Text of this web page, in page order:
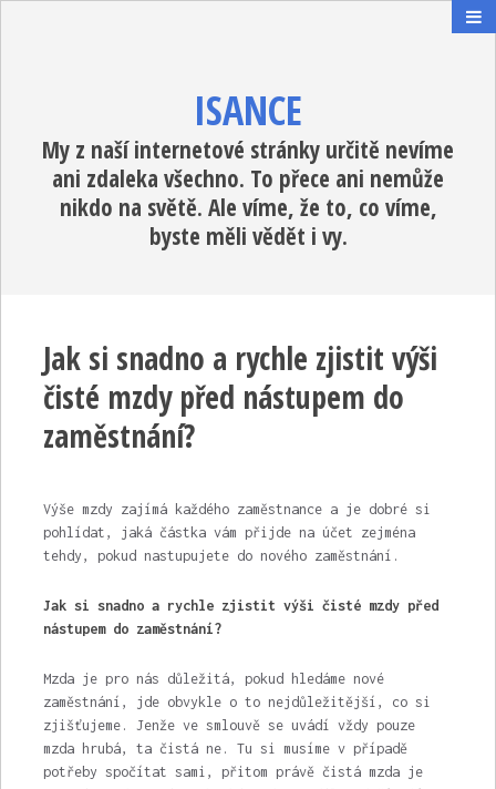
ISANCE
My z naší internetové stránky určitě nevíme
ani zdaleka všechno. To přece ani nemůže
nikdo na světě. Ale víme, že to, co víme,
byste měli vědět i vy.
Jak si snadno a rychle zjistit výši
čisté mzdy před nástupem do
zaměstnání?
Výše mzdy zajímá každého zaměstnance a je dobré si
pohlídat, jaká částka vám přijde na účet zejména
tehdy, pokud nastupujete do nového zaměstnání.
Jak si snadno a rychle zjistit výši čisté mzdy před
nástupem do zaměstnání?
Mzda je pro nás důležitá, pokud hledáme nové
zaměstnání, jde obvykle o to nejdůležitější, co si
zjišťujeme. Jenže ve smlouvě se uvádí vždy pouze
mzda hrubá, ta čistá ne. Tu si musíme v případě
potřeby spočítat sami, přitom právě čistá mzda je